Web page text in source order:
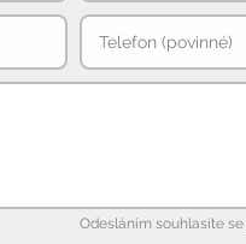
Odesláním souhlasíte se